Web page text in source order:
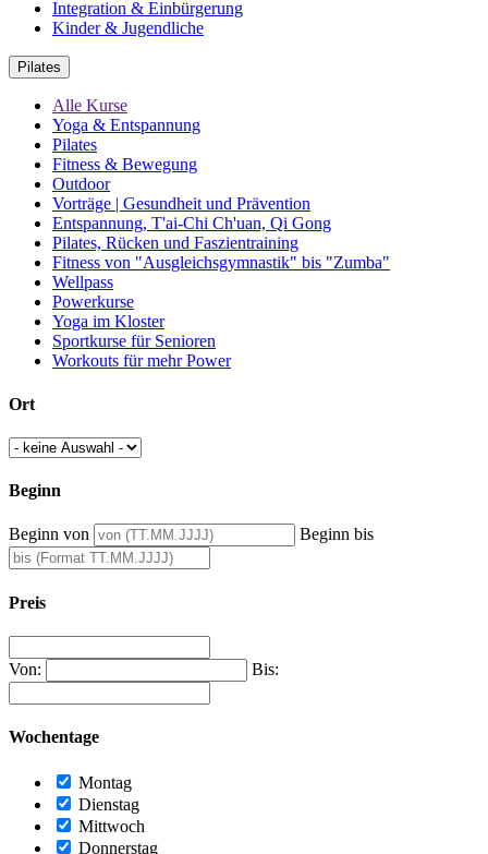
Integration & Einbürgerung
Kinder & Jugendliche
Pilates
Alle Kurse
Yoga & Entspannung
Pilates
Fitness & Bewegung
Outdoor
Vorträge | Gesundheit und Prävention
Entspannung, T'ai-Chi Ch'uan, Qi Gong
Pilates, Rücken und Faszientraining
Fitness von "Ausgleichsgymnastik" bis "Zumba"
Wellpass
Powerkurse
Yoga im Kloster
Sportkurse für Senioren
Workouts für mehr Power
Ort
Beginn
Beginn von Beginn bis
Preis
Von: Bis:
Wochentage
Montag
Dienstag
Mittwoch
Donnerstag